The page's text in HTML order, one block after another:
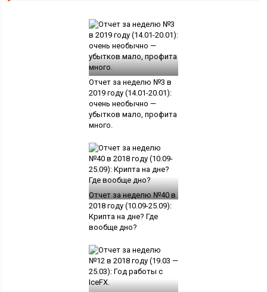
Отчет за неделю №3 в
2019 году (14.01-20.01):
очень необычно —
убытков мало, профита
много.
Отчет за неделю №40 в
2018 году (10.09-25.09):
Крипта на дне? Где
вообще дно?